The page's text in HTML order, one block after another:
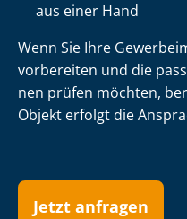
aus einer Hand
Wenn Sie Ihre
vorbereiten und die
nen prüfen möchten,
Objekt erfolgt die
Jetzt anfragen